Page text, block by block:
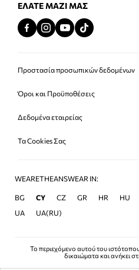
ΕΛΆΤΕ ΜΑΖΊ ΜΑΣ
Προστασία προσωπικών δεδομένων
Όροι και Προϋποθέσεις
Δεδομένα εταιρείας
Τα Cookies Σας
WEARETHEANSWEAR IN:
BG CY CZ GR HR HU
UA
UA(RU)
Το περιεχόμενο αυτού του
δικαιώματα και ανήκει